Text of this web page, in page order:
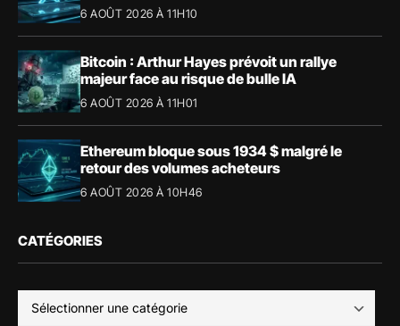
6 AOÛT 2026 À 11H10
Bitcoin : Arthur Hayes prévoit un rallye
majeur face au risque de bulle IA
6 AOÛT 2026 À 11H01
Ethereum bloque sous 1934 $ malgré le
retour des volumes acheteurs
6 AOÛT 2026 À 10H46
CATÉGORIES